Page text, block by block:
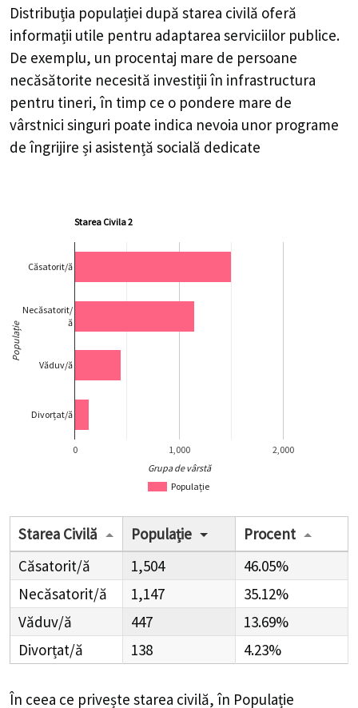
Distribuția populației după starea civilă oferă
informații utile pentru adaptarea serviciilor publice.
De exemplu, un procentaj mare de persoane
necăsătorite necesită investiții în infrastructura
pentru tineri, în timp ce o pondere mare de
vârstnici singuri poate indica nevoia unor programe
de îngrijire și asistență socială dedicate
Starea Civila 2
Populație
0 1,000 2,000
Căsatorit/ă
Necăsatorit/
ă
Văduv/ă
Divorțat/ă
Grupa de vârstă
Populație
Starea Civilă Populație
Procent
Căsatorit/ă
1,504
46.05%
Necăsatorit/ă
1,147
35.12%
Văduv/ă
447
13.69%
Divorțat/ă
138 4.23%
În ceea ce privește starea civilă, în Populație